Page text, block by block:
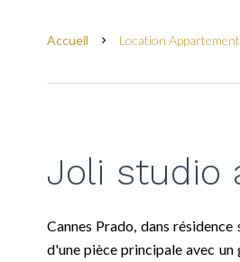
Accueil Location
Joli studio
Cannes Prado, dans
d'une pièce principale avec